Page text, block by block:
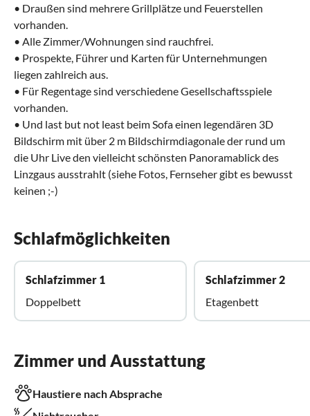
• Draußen sind mehrere Grillplätze und Feuerstellen
vorhanden.
• Alle Zimmer/Wohnungen sind rauchfrei.
• Prospekte, Führer und Karten für Unternehmungen
liegen zahlreich aus.
• Für Regentage sind verschiedene Gesellschaftsspiele
vorhanden.
• Und last but not least beim Sofa einen legendären 3D
Bildschirm mit über 2 m Bildschirmdiagonale der rund um
die Uhr Live den vielleicht schönsten Panoramablick des
Linzgaus ausstrahlt (siehe Fotos, Fernseher gibt es bewusst
keinen ;-)
Schlafmöglichkeiten
Schlafzimmer 1
Doppelbett
Schlafzimmer 2
Etagenbett
Zimmer und Ausstattung
Haustiere nach Absprache